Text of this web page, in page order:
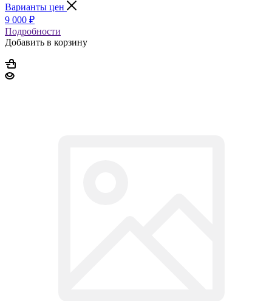
Варианты цен
9 000 ₽
Подробности
Добавить в корзину